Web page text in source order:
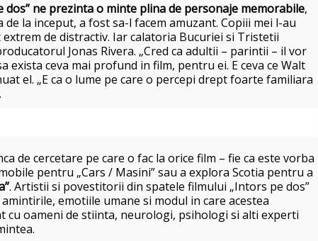
dos” ne prezinta o minte plina de personaje memorabile,
la inceput, a fost sa-l facem amuzant. Copiii mei l-au
de distractiv. Iar calatoria Bucuriei si Tristetii
Jonas Rivera. „Cred ca adultii – parintii – il vor
ceva mai profund in film, pentru ei. E ceva ce Walt
el. „E ca o lume pe care o percepi drept foarte familiara
de cercetare pe care o fac la orice film – fie ca este vorba
pentru „Cars / Masini” sau a explora Scotia pentru a
. Artistii si povestitorii din spatele filmului „Intors pe dos”
emotiile umane si modul in care acestea
cu oameni de stiinta, neurologi, psihologi si alti experti